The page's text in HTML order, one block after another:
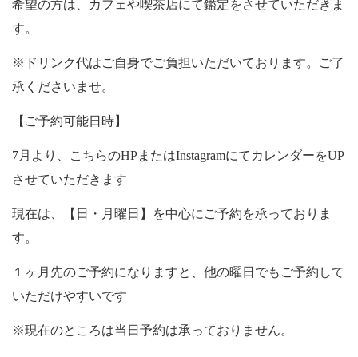
希望の方は、カフェや喫茶店にて鑑定をさせていただきま
す。
※ドリンク代はご自身でご負担いただいております。ご了
承くださいませ。
【ご予約可能日時】
7月より、こちらのHPまたはInstagramにてカレンダーをUP
させていただきます
現在は、【日・月曜日】を中心にご予約を承っておりま
す。
１ヶ月先のご予約になりますと、他の曜日でもご予約して
いただけやすいです
※現在のところは当日予約は承っておりません。